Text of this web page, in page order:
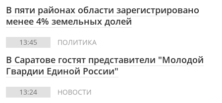
В пяти районах области зарегистрировано
менее 4% земельных долей
13:45 ПОЛИТИКА
В Саратове гостят представители "Молодой
Гвардии Единой России"
13:24 НОВОСТИ